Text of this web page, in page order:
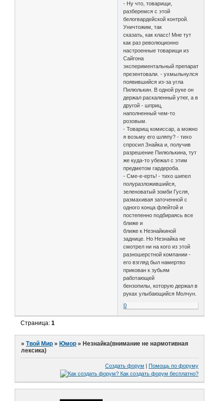
- Ну что, товарищи,
разберемся с этой
белогвардейской контрой.
Уничтожим, так
сказать, как класс! Мне тут
как раз революционно
настроенные товарищи из
Сайгона
экспериментальный препарат
презентовали. - ухмыльнулся
появившийся из-за угла
Пилюлькин. В одной руке он
держал раскаленный утюг, а в
другой - шприц,
наполненный чем-то
розовым.
- Товарищ комиссар, а можно
я возьму его шляпу? - тихо
спросил Знайка и, получив
разрешение Пилюлькина, тут
же куда-то убежал с этим
предметом гардероба.
- Сме-е-ерть! - тихо шипел
полуразложившийся,
зеленоватый зомби Гусля,
размахивая заточенной с
одного конца флейтой и
постепенно подбираясь все
ближе и
ближе к Незнайкиной
заднице. Но Незнайка не
смотрел ни на кого из этой
разношерстной компании -
его взгляд был намертво
прикован к зубьям
работающей
бензопилы, которую держал в
руках улыбающийся Молчун.
0
Страница:1
»Твой Мир »Юмор »Незнайка(внимание не нармотивная
лексика)
Создать форум Помощь по форуму